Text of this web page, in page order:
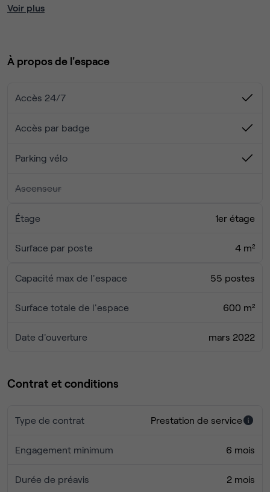
services inclus.
votre entreprise.
- 2 postes en bureau fermé
ménage, internet, café...)
cuisine, salons, salles de réunion et terrasse, douche)
N'hésitez pas à venir visiter !
Voir plus
À propos de l'espace
Accès 24/7
Accès par badge
Parking vélo
Ascenseur
Étage 1er étage
Surface par poste 4 m²
Capacité max de l'espace 55 postes
Surface totale de l'espace 600 m²
Date d'ouverture mars 2022
Contrat et conditions
Type de contrat Prestation de service
Engagement minimum 6 mois
Durée de préavis 2 mois